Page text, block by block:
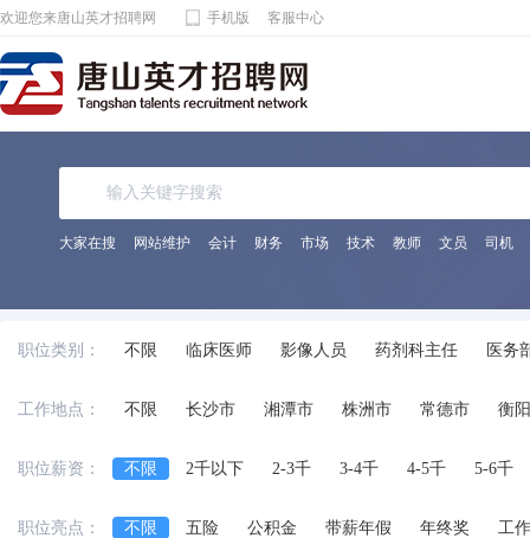
欢迎您来唐山英才招聘网 手机版 客服中心
大家在搜 网站维护 会计 财务 市场 技术 教师 文员 司机
职位类别： 不限 临床医师 影像人员 药剂科主任 医务
工作地点： 不限 长沙市 湘潭市 株洲市 常德市 衡
职位薪资： 不限 2千以下 2-3千 3-4千 4-5千 5-6千
职位亮点： 不限 五险 公积金 带薪年假 年终奖
工